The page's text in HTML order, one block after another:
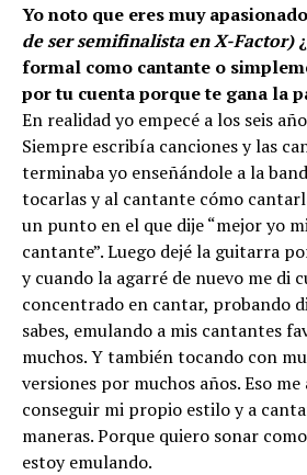
Yo noto que eres muy
de ser semifinalista en X-Factor)
formal como cantante o
por tu cuenta porque te gana la
En realidad yo empecé a los seis
Siempre escribía canciones y las
terminaba yo enseñándole a la
tocarlas y al cantante cómo
un punto en el que dije “mejor yo
cantante”. Luego dejé la guitarra
y cuando la agarré de nuevo me di
concentrado en cantar, probando
sabes, emulando a mis cantantes
muchos. Y también tocando con
versiones por muchos años. Eso
conseguir mi propio estilo y a
maneras. Porque quiero sonar
estoy emulando.